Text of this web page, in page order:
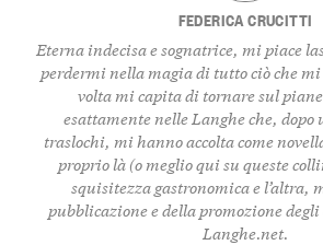
FEDERICA CRUCITTI
Eterna indecisa e sognatrice, mi piace
perdermi nella magia di tutto ciò che
volta mi capita di tornare sul
esattamente nelle Langhe che, dopo
traslochi, mi hanno accolta come
proprio là (o meglio qui su queste
squisitezza gastronomica e l’altra,
pubblicazione e della promozione
Langhe.net.